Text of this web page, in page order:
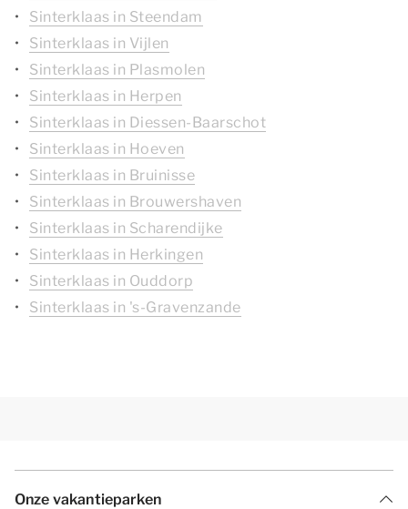
Sinterklaas in Steendam
Sinterklaas in Vijlen
Sinterklaas in Plasmolen
Sinterklaas in Herpen
Sinterklaas in Diessen-Baarschot
Sinterklaas in Hoeven
Sinterklaas in Bruinisse
Sinterklaas in Brouwershaven
Sinterklaas in Scharendijke
Sinterklaas in Herkingen
Sinterklaas in Ouddorp
Sinterklaas in 's-Gravenzande
Onze vakantieparken